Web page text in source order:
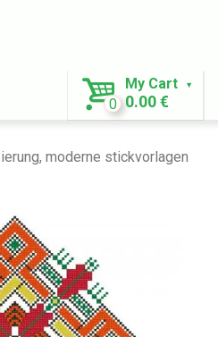
My Cart
0 0.00 €
moderne stickvorlagen